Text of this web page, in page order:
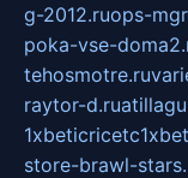
g-2012.ruops-
poka-vse-
tehosmotre.ru
raytor-d.ru
store-brawl-